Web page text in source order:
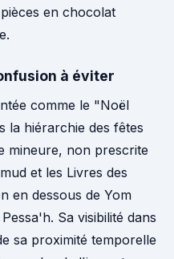
en chocolat
à éviter
comme le "Noël
la hiérarchie des fêtes
mineure, non prescrite
et les Livres des
en dessous de Yom
Sa visibilité dans
sa proximité temporelle